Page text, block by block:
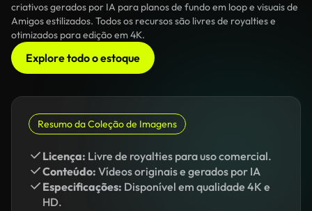
criativos gerados por IA para planos de fundo em loop e visuais de
Amigos estilizados. Todos os recursos são livres de royalties e
otimizados para edição em 4K.
Explore todo o estoque
Resumo da Coleção de Imagens
Licença: Livre de royalties para uso comercial.
Conteúdo: Vídeos originais e gerados por IA
Especificações: Disponível em qualidade 4K e
HD.